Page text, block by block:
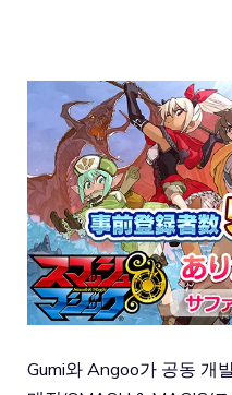
Gumi와 Angoo가 공동 개